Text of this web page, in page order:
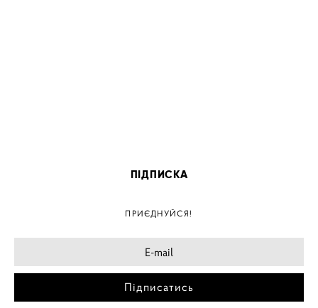
ПІДПИСКА
ПРИЄДНУЙСЯ!
Підписатись